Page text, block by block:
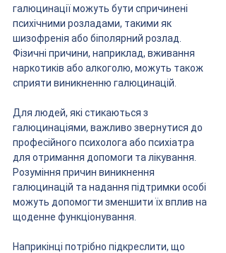
галюцинації можуть бути спричинені
психічними розладами, такими як
шизофренія або біполярний розлад.
Фізичні причини, наприклад, вживання
наркотиків або алкоголю, можуть також
сприяти виникненню галюцинацій.
Для людей, які стикаються з
галюцинаціями, важливо звернутися до
професійного психолога або психіатра
для отримання допомоги та лікування.
Розуміння причин виникнення
галюцинацій та надання підтримки особі
можуть допомогти зменшити їх вплив на
щоденне функціонування.
Наприкінці потрібно підкреслити, що